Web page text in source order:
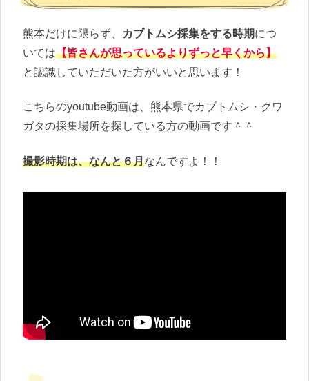
熊本だけに限らず、 カブトムシ採集をする時期につ
いては【皆さんが思っているよりずっと早くから】
と認識していただいた方がいいと思います！
こちらのyoutube動画は、熊本県でカブトムシ・クワ
ガタの採集場所を探している方の動画です＾＾
撮影時期は、なんと６月なんですよ！！